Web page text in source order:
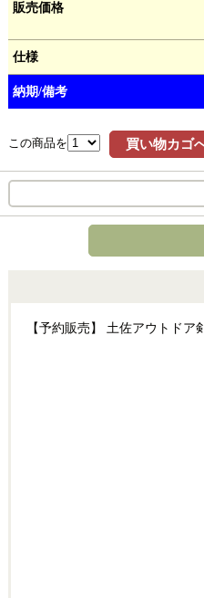
販売価格
仕様
納期/備考
この商品を 買い物カゴ
【予約販売】 土佐アウトドア